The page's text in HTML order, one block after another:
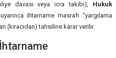
davası veya icra takibi), Hukuk
uyarınca ihtarname masrafı "yargılama
(kiracıdan) tahsiline karar verilir.